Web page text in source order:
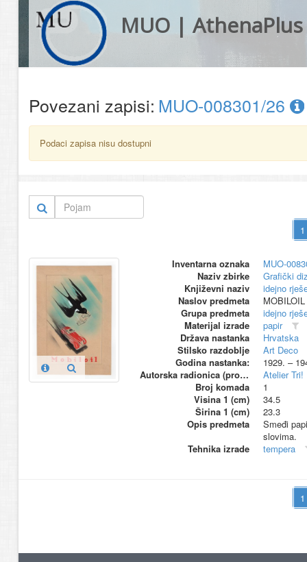
MUO | AthenaPlus
Povezani zapisi: MUO-008301/26
Podaci zapisa nisu dostupni
Inventarna oznaka
MUO-
Naziv zbirke
Grafički
Književni naziv
idejno
Naslov predmeta
MOBILOIL
Grupa predmeta
idejno
Materijal izrade
papir
Država nastanka
Hrvatska
Stilsko razdoblje
Art Deco
Godina nastanka:
1929. –
Autorska radionica (proizvođač)
Atelier Tri!
Broj komada
1
Visina 1 (cm)
34.5
Širina 1 (cm)
23.3
Opis predmeta
Smeđi
slovima.
Tehnika izrade
tempera